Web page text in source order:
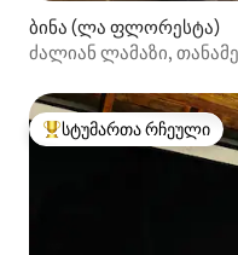
ბინა (ლა ფლორესტა)
ძალიან ლამაზი,
სტუმართა რჩეული
სტუმართა რჩეული